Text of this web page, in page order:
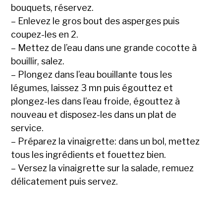
bouquets, réservez.
– Enlevez le gros bout des asperges puis
coupez-les en 2.
– Mettez de l’eau dans une grande cocotte à
bouillir, salez.
– Plongez dans l’eau bouillante tous les
légumes, laissez 3 mn puis égouttez et
plongez-les dans l’eau froide, égouttez à
nouveau et disposez-les dans un plat de
service.
– Préparez la vinaigrette: dans un bol, mettez
tous les ingrédients et fouettez bien.
– Versez la vinaigrette sur la salade, remuez
délicatement puis servez.